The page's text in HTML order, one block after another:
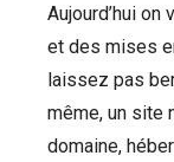
Aujourd’hui
et des mises
laissez pas
même, un site
domaine,